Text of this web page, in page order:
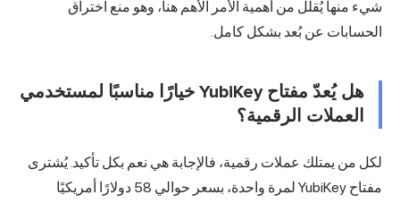
شيء منها يُقلل من أهمية الأمر الأهم هنا، وهو منع اختراق
الحسابات عن بُعد بشكل كامل.
هل يُعدّ مفتاح YubiKey خيارًا مناسبًا لمستخدمي
العملات الرقمية؟
لكل من يمتلك عملات رقمية، فالإجابة هي نعم بكل تأكيد. يُشترى
مفتاح YubiKey لمرة واحدة، بسعر حوالي 58 دولارًا أمريكيًا